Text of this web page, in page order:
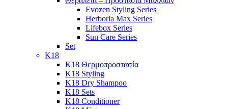
Evozen Styling Series
Herboria Max Series
Lifebox Series
Sun Care Series
Set
K18
K18 Θερμοπροστασία
K18 Styling
K18 Dry Shampoo
K18 Sets
K18 Conditioner